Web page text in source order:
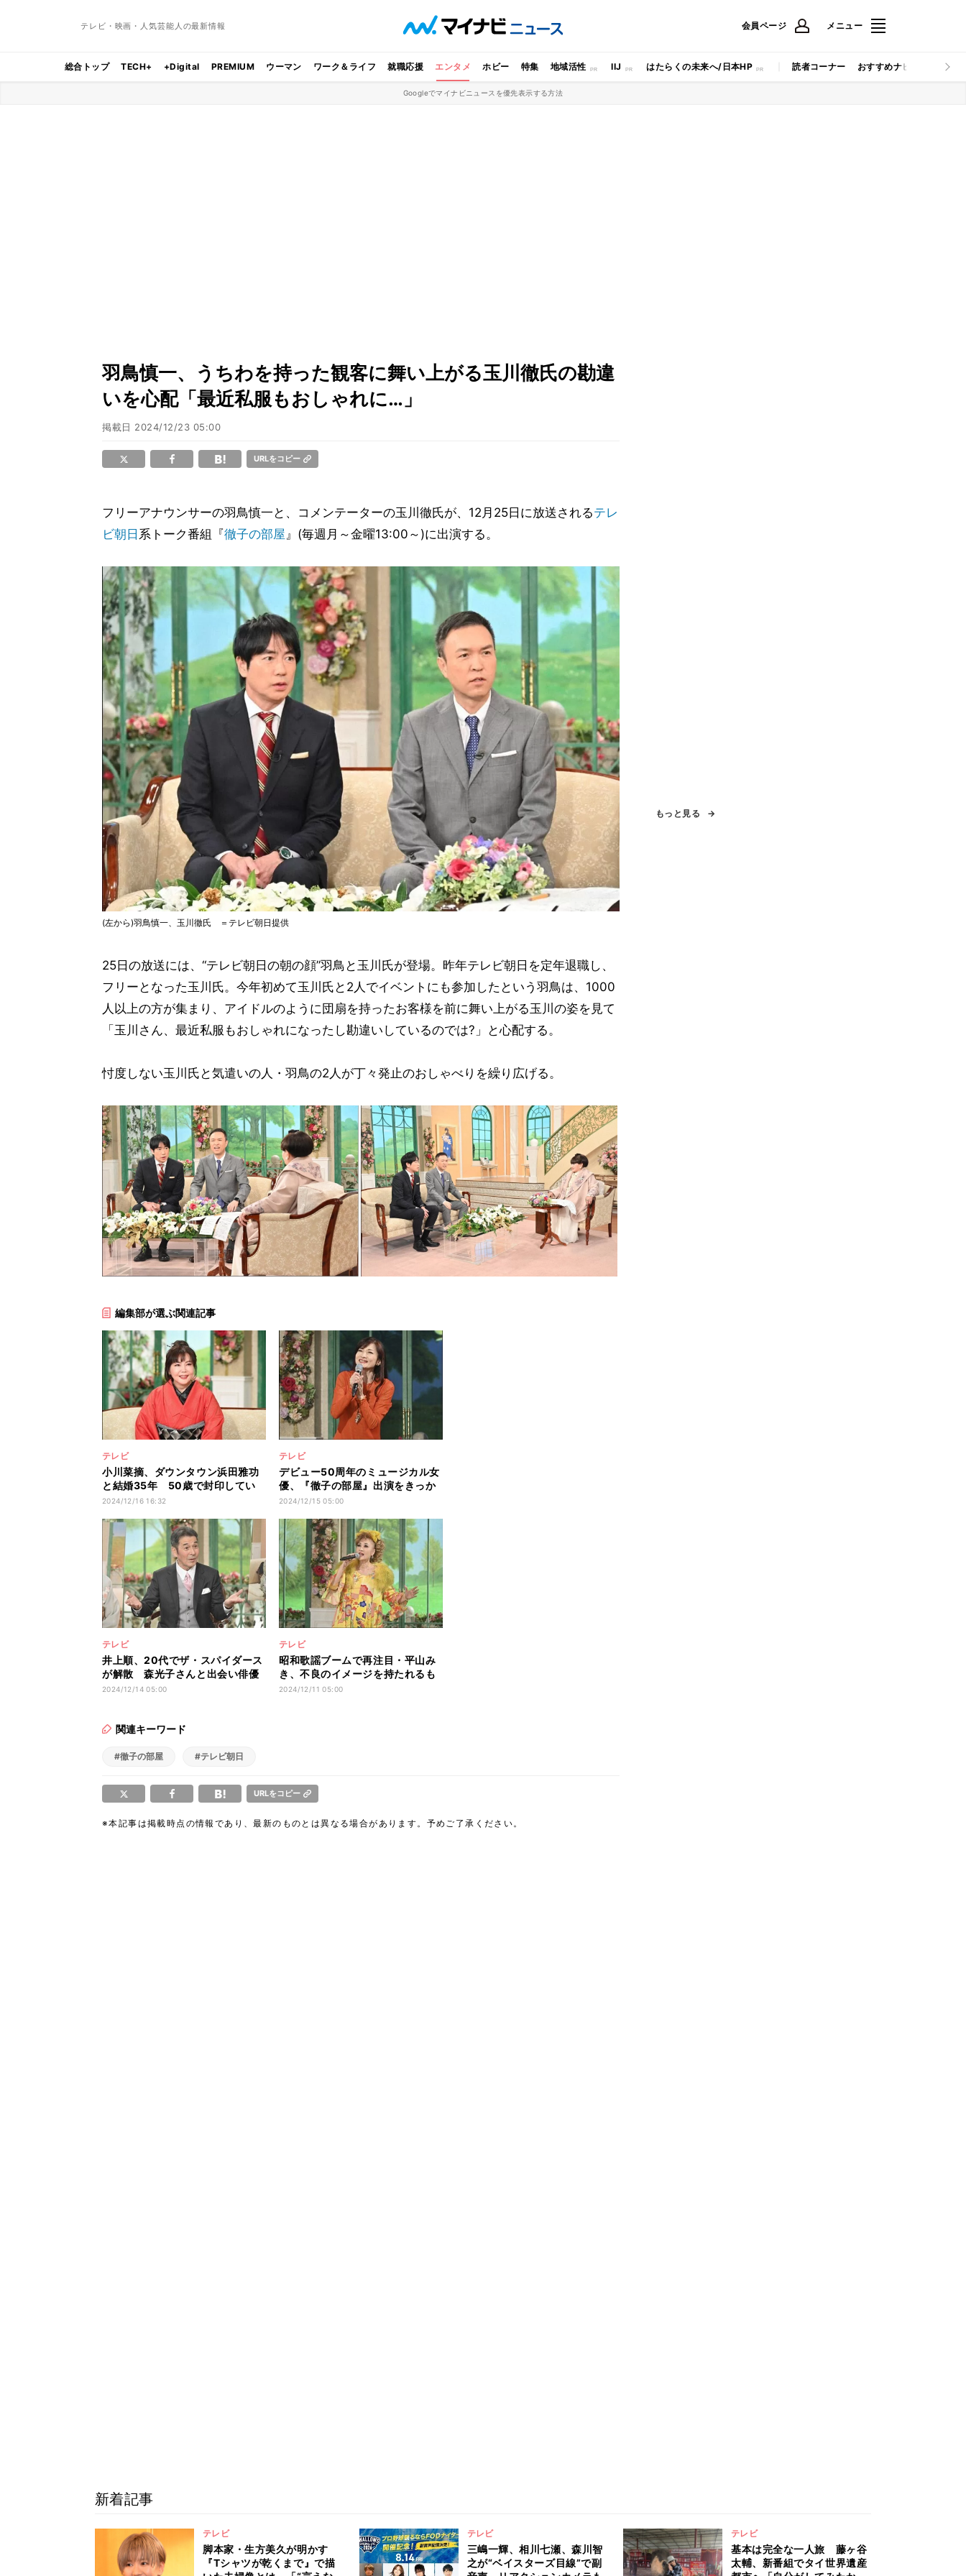
テレビ・映画・人気芸能人の最新情報 会員ページ メニュー
総合トップ TECH+ +Digital PREMIUM ウーマン ワーク＆ライフ 就職応援 エンタメ ホビー 特集 地域活性 IIJ はたらくの未来へ/日本HP 読者コーナー おすすめナビ マイナビ
Googleでマイナビニュースを優先表示する方法
羽鳥慎一、うちわを持った観客に舞い上がる玉川徹氏の勘違
いを心配「最近私服もおしゃれに…」
掲載日 2024/12/23 05:00
URLをコピー
フリーアナウンサーの羽鳥慎一と、コメンテーターの玉川徹氏が、12月25日に放送されるテレ
ビ朝日 系トーク番組『徹子の部屋』(毎週月～金曜13:00～)に出演する。
(左から)羽鳥慎一、玉川徹氏 ＝テレビ朝日提供
25日の放送には、“テレビ朝日の朝の顔”羽鳥と玉川氏が登場。昨年テレビ朝日を定年退職し、
フリーとなった玉川氏。今年初めて玉川氏と2人でイベントにも参加したという羽鳥は、1000
人以上の方が集まり、アイドルのように団扇を持ったお客様を前に舞い上がる玉川の姿を見て
「玉川さん、最近私服もおしゃれになったし勘違いしているのでは?」と心配する。
忖度しない玉川氏と気遣いの人・羽鳥の2人が丁々発止のおしゃべりを繰り広げる。
編集部が選ぶ関連記事
テレビ
小川菜摘、ダウンタウン浜田雅功
と結婚35年 50歳で封印してい
た舞台に復帰
2024/12/16 16:32
テレビ
デビュー50周年のミュージカル女
優、『徹子の部屋』出演をきっか
けに結婚
2024/12/15 05:00
テレビ
井上順、20代でザ・スパイダース
が解散 森光子さんと出会い俳優
へ
2024/12/14 05:00
テレビ
昭和歌謡ブームで再注目・平山み
き、不良のイメージを持たれるも
父は警察官
2024/12/11 05:00
関連キーワード
#徹子の部屋 #テレビ朝日
URLをコピー
※本記事は掲載時点の情報であり、最新のものとは異なる場合があります。予めご了承ください。
もっと見る
新着記事
テレビ
脚本家・生方美久が明かす
『Tシャツが乾くまで』で描
テレビ
三嶋一輝、相川七瀬、森川智
之が“ベイスターズ目線”で副
テレビ
基本は完全な一人旅 藤ヶ谷
太輔、新番組でタイ世界遺産